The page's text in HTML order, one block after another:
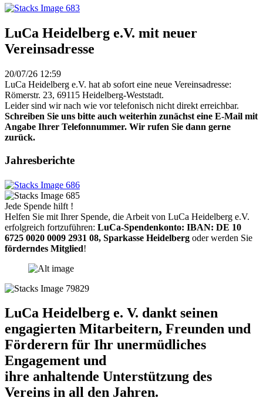
LuCa Heidelberg e.V. mit neuer
Vereinsadresse
20/07/26 12:59
LuCa Heidelberg e.V. hat ab sofort eine neue Vereinsadresse:
Römerstr. 23, 69115 Heidelberg-Weststadt.
Leider sind wir nach wie vor telefonisch nicht direkt erreichbar.
Schreiben Sie uns bitte auch weiterhin zunächst eine E-Mail mit
Angabe Ihrer Telefonnummer. Wir rufen Sie dann gerne
zurück.
Jahresberichte
Jede Spende hilft !
Helfen Sie mit Ihrer Spende, die Arbeit von LuCa Heidelberg e.V.
erfolgreich fortzuführen: LuCa-Spendenkonto: IBAN: DE 10
6725 0020 0009 2931 08, Sparkasse Heidelberg oder werden Sie
förderndes Mitglied!
LuCa Heidelberg e. V. dankt seinen
engagierten Mitarbeitern, Freunden und
Förderern für Ihr unermüdliches
Engagement und
ihre anhaltende Unterstützung des
Vereins in all den Jahren.